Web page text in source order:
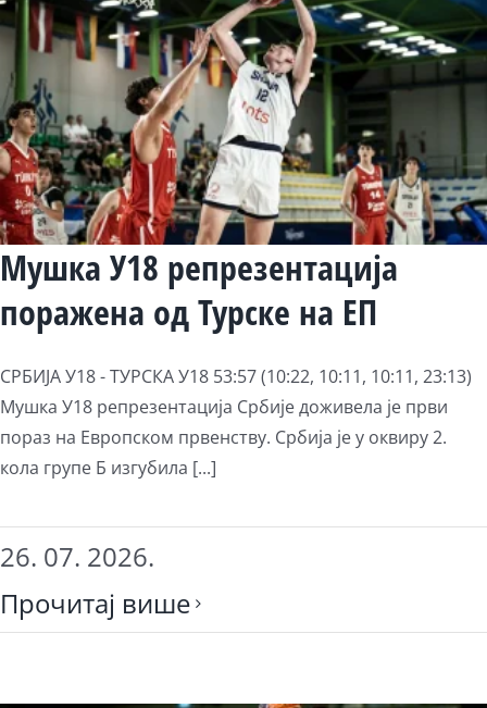
Мушка У18 репрезентација
поражена од Турске на ЕП
СРБИЈА У18 - ТУРСКА У18 53:57 (10:22, 10:11, 10:11, 23:13)
Мушка У18 репрезентација Србије доживела је први
пораз на Европском првенству. Србија је у оквиру 2.
кола групе Б изгубила [...]
26. 07. 2026.
Прочитај више